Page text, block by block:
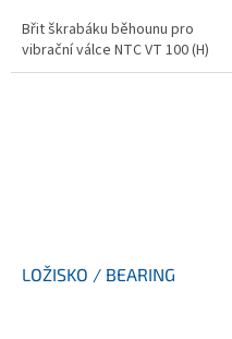
Břit škrabáku běhounu pro
vibrační válce NTC VT 100 (H)
LOŽISKO / BEARING